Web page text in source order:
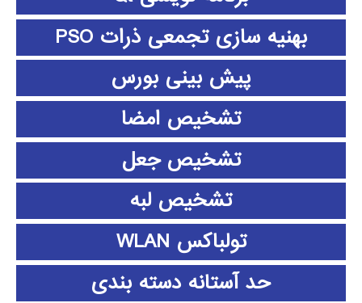
بهنیه سازی تجمعی ذرات PSO
پیش بینی بورس
تشخیص امضا
تشخیص جعل
تشخیص لبه
تولباکس WLAN
حد آستانه دسته بندی